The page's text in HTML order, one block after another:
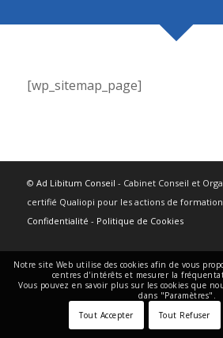
[wp_sitemap_page]
© Ad Libitum Conseil - Cabinet Conseil et
certifié Qualiopi pour les actions de
Confidentialité - Politique de Cookies
Notre site Web utilise des cookies afin de vous
centres d'intérêts et mesurer la
Vous pouvez en savoir plus sur les cookies que
dans "Paramètres".
Tout Accepter
Tout Refuser